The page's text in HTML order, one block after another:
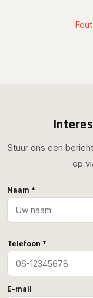
Stuur ons een
op
Naam *
Telefoon *
E-mail